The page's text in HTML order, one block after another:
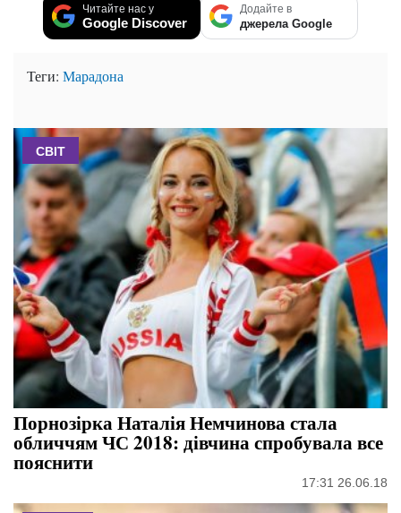
Читайте нас у
Google Discover
Додайте в
джерела Google
Теги: Марадона
СВІТ
Порнозірка Наталія Немчинова стала
обличчям ЧС 2018: дівчина спробувала все
пояснити
17:31 26.06.18